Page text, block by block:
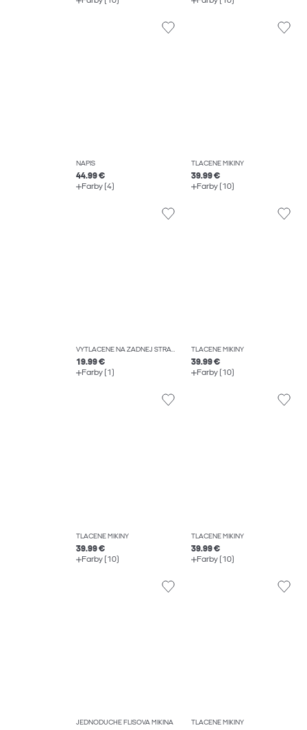
NÁPIS
44.99 €
Farby (4)
TLAČENÉ MIKINY
39.99 €
Farby (10)
VYTLAČENÉ NA ZADNEJ STRANE TRIČKO
19.99 €
Farby (1)
TLAČENÉ MIKINY
39.99 €
Farby (10)
TLAČENÉ MIKINY
39.99 €
Farby (10)
TLAČENÉ MIKINY
39.99 €
Farby (10)
JEDNODUCHÉ FLÍSOVÁ MIKINA TLAČENÉ MIKINY